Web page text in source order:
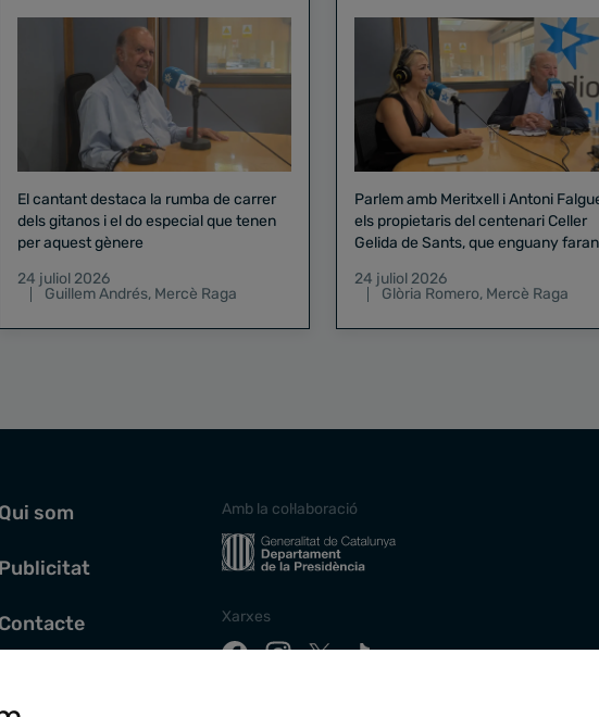
El cantant destaca la rumba de carrer
dels gitanos i el do especial que tenen
per aquest gènere
24 juliol 2026
Guillem Andrés, Mercè Raga
Parlem amb Meritxell i Antoni
els propietaris del centenari Celler
Gelida de Sants, que enguany
24 juliol 2026
Glòria Romero, Mercè Raga
Qui som
Publicitat
Contacte
Amb la col·laboració
Xarxes